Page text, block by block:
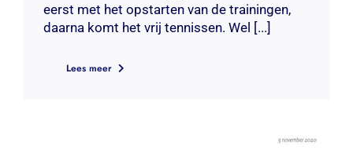
eerst met het opstarten van de trainingen,
daarna komt het vrij tennissen. Wel [...]
Lees meer